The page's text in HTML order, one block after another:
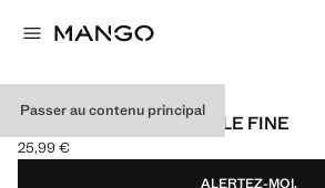
Passer au contenu principal
PULL 100 % LAINE MAILLE FINE
Prix actuel [25,99 € ]
25,99 €
Choisissez une couleur
ALERTEZ-MOI.